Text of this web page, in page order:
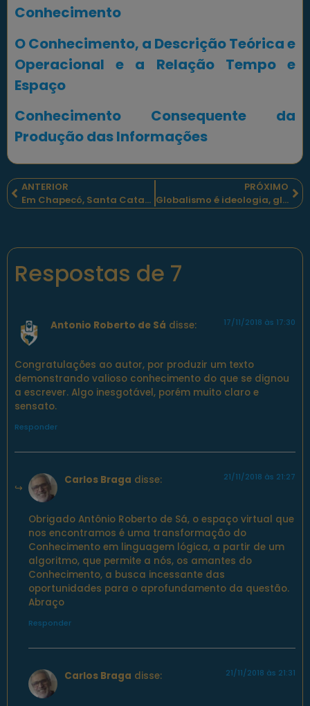
Conhecimento
O Conhecimento, a Descrição Teórica e
Operacional e a Relação Tempo e
Espaço
Conhecimento Consequente da
Produção das Informações
ANTERIOR
Em Chapecó, Santa Catarina, um encontro de cidadãos protegidos e protetores
PRÓXIMO
Globalismo é ideologia, globalização é sociedade de mercado distante da burocracia
Respostas de 7
Antonio Roberto de Sá disse: 17/11/2018 às 17:30
Congratulações ao autor, por produzir um texto
demonstrando valioso conhecimento do que se dignou
a escrever. Algo inesgotável, porém muito claro e
sensato.
Responder
Carlos Braga disse: 21/11/2018 às 21:27
Obrigado Antônio Roberto de Sá, o espaço virtual que
nos encontramos é uma transformação do
Conhecimento em linguagem lógica, a partir de um
algoritmo, que permite a nós, os amantes do
Conhecimento, a busca incessante das
oportunidades para o aprofundamento da questão.
Abraço
Responder
Carlos Braga disse: 21/11/2018 às 21:31